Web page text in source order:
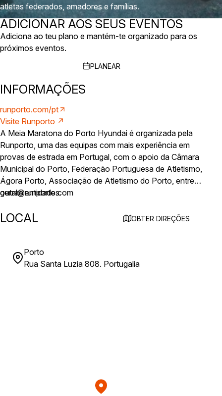
atletas federados, amadores e famílias.
ADICIONAR AOS SEUS EVENTOS
Adiciona ao teu plano e mantém-te organizado para os
próximos eventos.
PLANEAR
INFORMAÇÕES
runporto.com/pt
Visite Runporto ↗
A Meia Maratona do Porto Hyundai é organizada pela
Runporto, uma das equipas com mais experiência em
provas de estrada em Portugal, com o apoio da Câmara
Municipal do Porto, Federação Portuguesa de Atletismo,
Ágora Porto, Associação de Atletismo do Porto, entre
outras entidades.
geral@runporto.com
LOCAL OBTER DIREÇÕES
Porto
Rua Santa Luzia 808. Portugalia